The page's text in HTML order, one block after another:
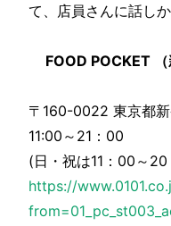
て、店員さんに話し
FOOD POCKET （
〒160-0022 東京都
11:00～21：00
(日・祝は11：00～
https://